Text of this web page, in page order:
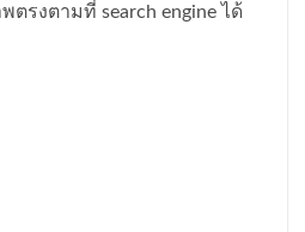
รงตามที่ search engine ได้